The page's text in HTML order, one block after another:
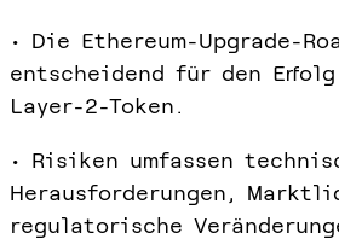
• Die Ethereum-Upgrade-
entscheidend für den Erfolg
Layer-2-Token.
• Risiken umfassen
Herausforderungen,
regulatorische